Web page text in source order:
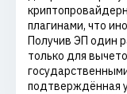
плагинами, что
Получив ЭП один
только для
подтверждённая